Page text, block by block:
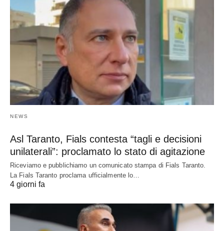
NEWS
Asl Taranto, Fials contesta “tagli e decisioni
unilaterali”: proclamato lo stato di agitazione
Riceviamo e pubblichiamo un comunicato stampa di Fials Taranto.
La Fials Taranto proclama ufficialmente lo…
4 giorni fa